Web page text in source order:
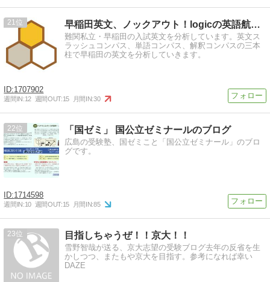
21 早稲田英文、ノックアウト！logicの英語航海日誌！
難関私立・早稲田の入試英文を分析しています。英文ス
ラッシュコンパス、単語コンパス、解釈コンパスの三本
柱で早稲田の英文を分析していきます。
1707902
週間IN:12 週間OUT:15 月間IN:30
22 「国ゼミ」 国公立ゼミナールのブログ
広島の受験塾、国ゼミこと「国公立ゼミナール」のブロ
グです。
1714598
週間IN:10 週間OUT:15 月間IN:85
23 目指しちゃうぜ！！京大！！
雪野智哉が送る、京大志望の受験ブログ去年の反省を生
かしつつ、またもや京大を目指す。参考になれば幸い
DAZE